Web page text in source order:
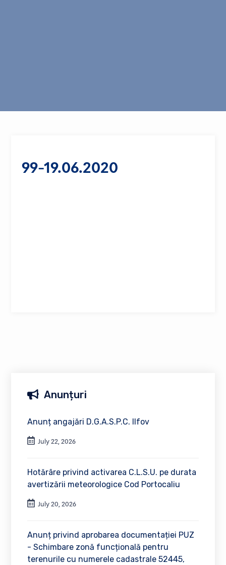
99-19.06.2020
Anunțuri
Anunț angajări D.G.A.S.P.C. Ilfov
July 22, 2026
Hotărâre privind activarea C.L.S.U. pe durata
avertizării meteorologice Cod Portocaliu
July 20, 2026
Anunț privind aprobarea documentației PUZ
- Schimbare zonă funcțională pentru
terenurile cu numerele cadastrale 52445,